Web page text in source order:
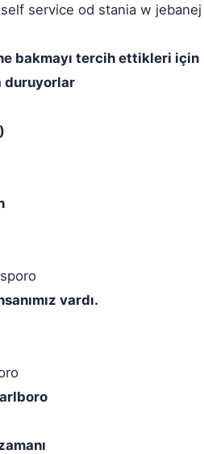
service od stania w jebanej
bakmayı tercih ettikleri için
duruyorlar
vardı.